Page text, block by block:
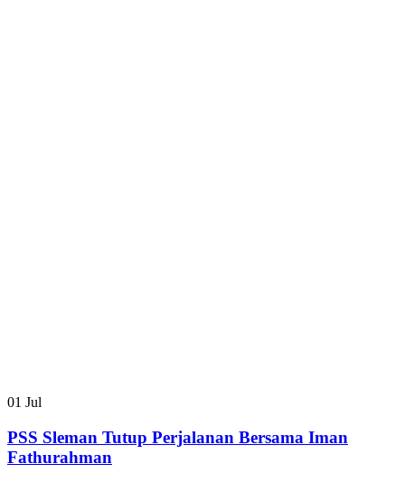
01 Jul
PSS Sleman Tutup Perjalanan Bersama Iman
Fathurahman